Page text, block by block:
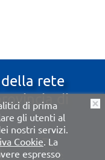
rete
di
di prima
gli utenti al
nostri servizi.
Cookie. La
espresso